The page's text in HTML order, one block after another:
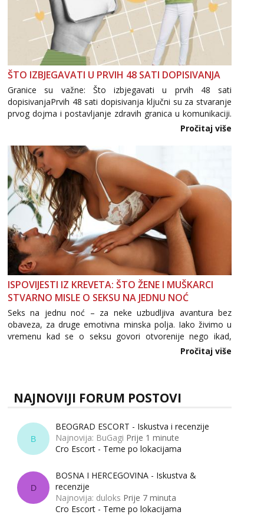
tel:0,93€ - mob:1,12€ min
Čekam tvoj poziv!
Tel:064/677-677- Kod: #72
ŠTO IZBJEGAVATI U PRVIH 48 SATI DOPISIVANJA
Granice su važne: Što izbjegavati u prvih 48 sati
dopisivanjaPrvih 48 sati dopisivanja ključni su za stvaranje
prvog dojma i postavljanje zdravih granica u komunikaciji.
Važno je izbjeći prebrzo otkrivanje osobnih ili intimnih
informacija, jer nepoznata osoba još nije zaslužila to
povjerenje. Takođe...
Pročitaj više
ISPOVIJESTI IZ KREVETA: ŠTO ŽENE I MUŠKARCI
STVARNO MISLE O SEKSU NA JEDNU NOĆ
Seks na jednu noć – za neke uzbudljiva avantura bez
obaveza, za druge emotivna minska polja. Iako živimo u
vremenu kad se o seksu govori otvorenije nego ikad,
tema „jedne noći strasti“ i dalje izaziva burne rasprave. Što
Pročitaj više
NAJNOVIJI FORUM POSTOVI
B
BEOGRAD ESCORT - Iskustva i recenzije
Najnovija: BuGagi Prije 1 minute
Cro Escort - Teme po lokacijama
D
BOSNA I HERCEGOVINA - Iskustva &
recenzije
Najnovija: duloks Prije 7 minuta
Cro Escort - Teme po lokacijama